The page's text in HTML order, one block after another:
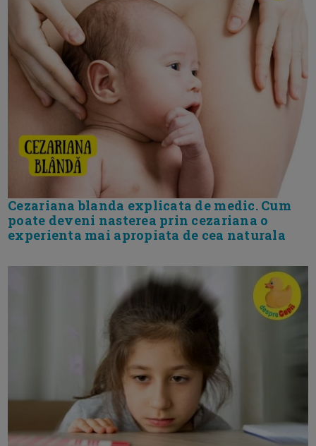
Cezariana blanda explicata de medic. Cum
poate deveni nasterea prin cezariana o
experienta mai apropiata de cea naturala